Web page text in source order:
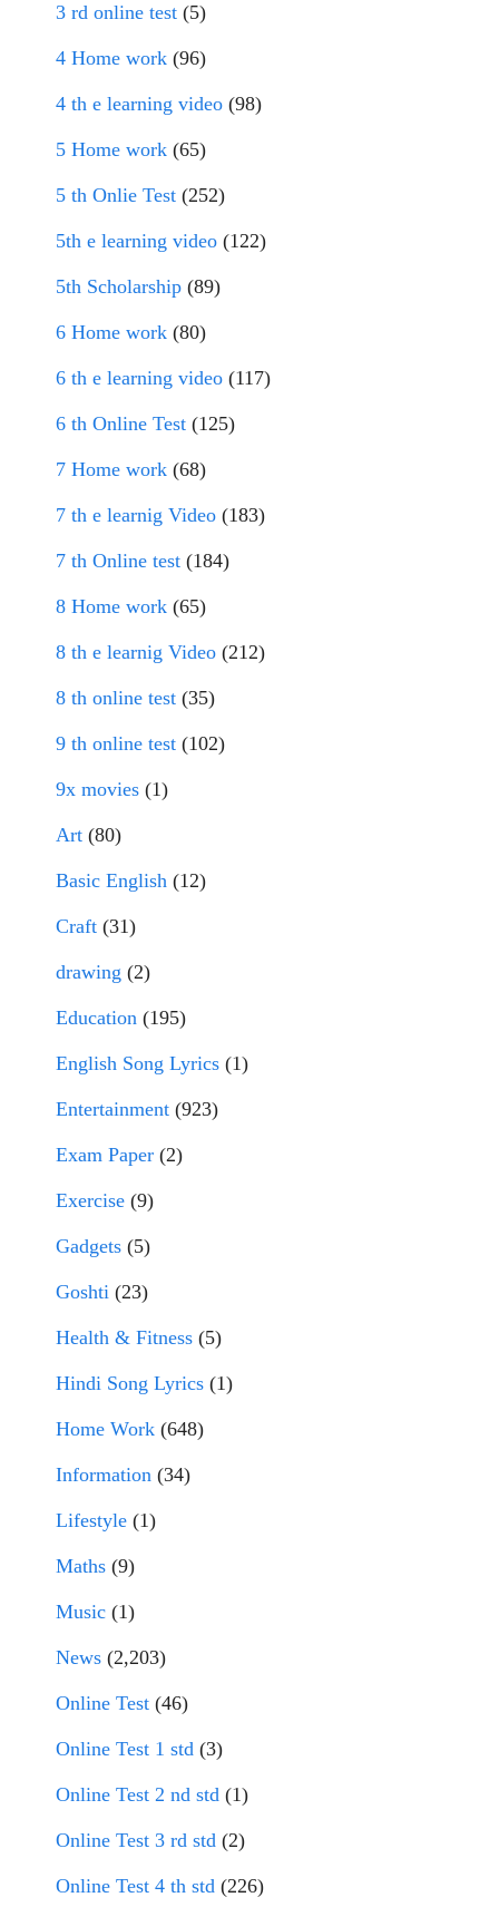
3 rd online test (5)
4 Home work (96)
4 th e learning video (98)
5 Home work (65)
5 th Onlie Test (252)
5th e learning video (122)
5th Scholarship (89)
6 Home work (80)
6 th e learning video (117)
6 th Online Test (125)
7 Home work (68)
7 th e learnig Video (183)
7 th Online test (184)
8 Home work (65)
8 th e learnig Video (212)
8 th online test (35)
9 th online test (102)
9x movies (1)
Art (80)
Basic English (12)
Craft (31)
drawing (2)
Education (195)
English Song Lyrics (1)
Entertainment (923)
Exam Paper (2)
Exercise (9)
Gadgets (5)
Goshti (23)
Health & Fitness (5)
Hindi Song Lyrics (1)
Home Work (648)
Information (34)
Lifestyle (1)
Maths (9)
Music (1)
News (2,203)
Online Test (46)
Online Test 1 std (3)
Online Test 2 nd std (1)
Online Test 3 rd std (2)
Online Test 4 th std (226)